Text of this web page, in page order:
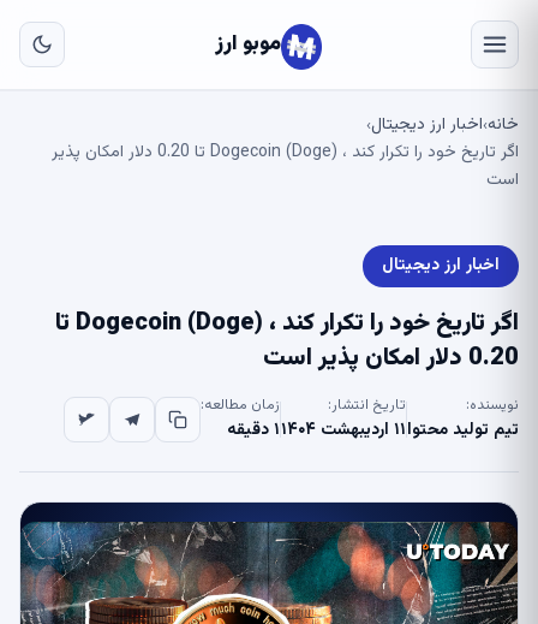
موبو ارز
خانه›اخبار ارز دیجیتال›
اگر تاریخ خود را تکرار کند ، Dogecoin (Doge) تا 0.20 دلار امکان پذیر
است
اخبار ارز دیجیتال
اگر تاریخ خود را تکرار کند ، Dogecoin (Doge) تا
0.20 دلار امکان پذیر است
نویسنده:
تیم تولید محتوا
تاریخ انتشار:
۱۱ اردیبهشت ۱۴۰۴
زمان مطالعه:
۱ دقیقه